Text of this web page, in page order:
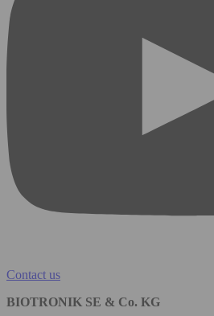
Contact us
BIOTRONIK SE & Co. KG